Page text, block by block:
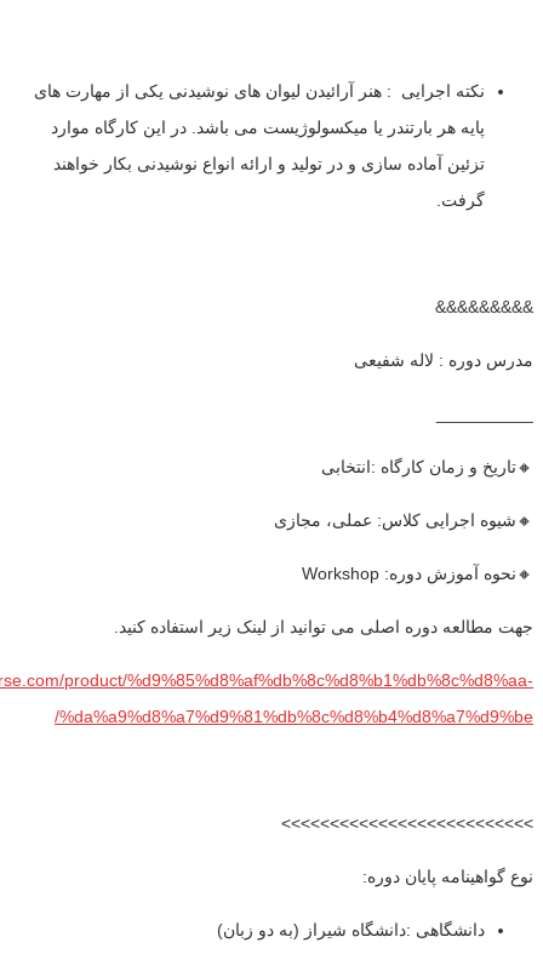
نکته اجرایی : هنر آرائیدن لیوان های نوشیدنی یکی از مهارت های
پایه هر بارتندر یا میکسولوژیست می باشد. در این کارگاه موارد
تزئین آماده سازی و در تولید و ارائه انواع نوشیدنی بکار خواهند
گرفت.
&&&&&&&&&
مدرس دوره : لاله شفیعی
🔸تاریخ و زمان کارگاه :انتخابی
🔸شیوه اجرایی کلاس: عملی، مجازی
🔸نحوه آموزش دوره: Workshop
جهت مطالعه دوره اصلی می توانید از لینک زیر استفاده کنید.
product/%d9%85%d8%af%db%8c%d8%b1%db%8c%d8%aa-
%da%a9%d8%a7%d9%81%db%8c%d8%b4%d8%a7%d9%be/
>>>>>>>>>>>>>>>>>>>>>>>>>>
نوع گواهینامه پایان دوره:
دانشگاهی :دانشگاه شیراز (به دو زبان)